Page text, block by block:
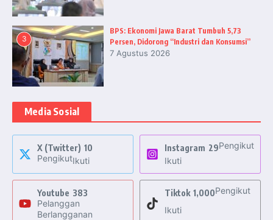
3
BPS: Ekonomi Jawa Barat Tumbuh 5,73
Persen, Didorong “Industri dan Konsumsi”
7 Agustus 2026
Media Sosial
X (Twitter) 10
PengikutIkuti
Instagram 29Pengikut
Ikuti
Youtube 383
Pelanggan
Berlangganan
Tiktok 1,000Pengikut
Ikuti